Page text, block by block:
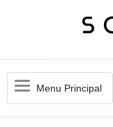
MenuMenu Principal